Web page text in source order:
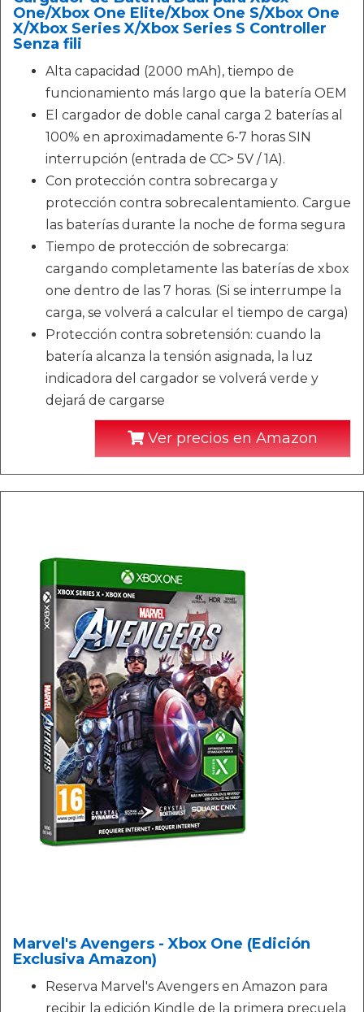
One/Xbox One Elite/Xbox One S/Xbox One
X/Xbox Series X/Xbox Series S Controller
Senza fili
Alta capacidad (2000 mAh), tiempo de
funcionamiento más largo que la batería OEM
El cargador de doble canal carga 2 baterías al
100% en aproximadamente 6-7 horas SIN
interrupción (entrada de CC> 5V / 1A).
Con protección contra sobrecarga y
protección contra sobrecalentamiento. Cargue
las baterías durante la noche de forma segura
Tiempo de protección de sobrecarga:
cargando completamente las baterías de xbox
one dentro de las 7 horas. (Si se interrumpe la
carga, se volverá a calcular el tiempo de carga)
Protección contra sobretensión: cuando la
batería alcanza la tensión asignada, la luz
indicadora del cargador se volverá verde y
dejará de cargarse
Ver precios en Amazon
Marvel's Avengers - Xbox One (Edición
Exclusiva Amazon)
Reserva Marvel's Avengers en Amazon para
recibir la edición Kindle de la primera precuela